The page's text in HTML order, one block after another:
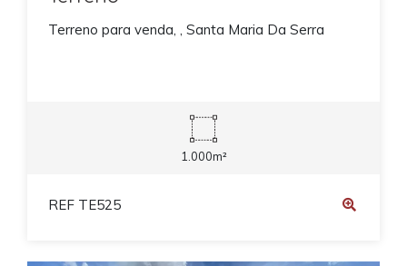
Terreno para venda, , Santa Maria Da Serra
1.000m²
REF TE525